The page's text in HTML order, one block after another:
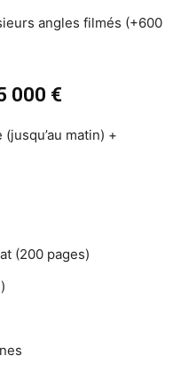
angles filmés (+600
000 €
matin) +
(200 pages)